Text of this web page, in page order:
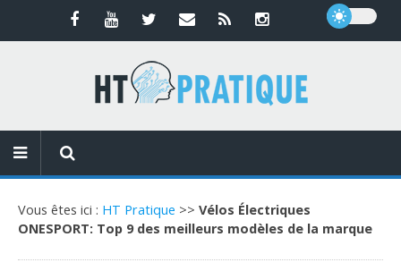
Vous êtes ici : HT Pratique >> Vélos Électriques
ONESPORT: Top 9 des meilleurs modèles de la marque